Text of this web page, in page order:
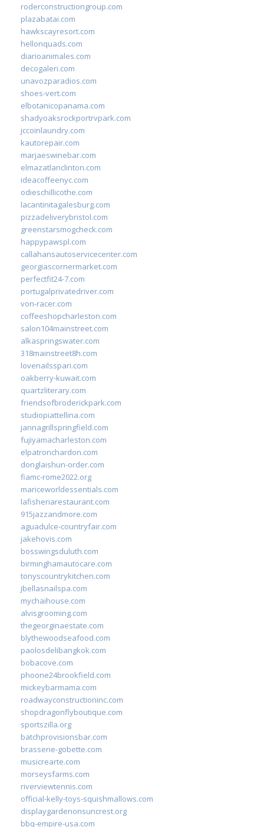
roderconstructiongroup.com
plazabatai.com
hawkscayresort.com
hellonquads.com
diarioanimales.com
decogaleri.com
unavozparadios.com
shoes-vert.com
elbotanicopanama.com
shadyoaksrockportrvpark.com
jccoinlaundry.com
kautorepair.com
marjaeswinebar.com
elmazatlanclinton.com
ideacoffeenyc.com
odieschillicothe.com
lacantinitagalesburg.com
pizzadeliverybristol.com
greenstarsmogcheck.com
happypawspl.com
callahansautoservicecenter.com
georgiascornermarket.com
perfectfit24-7.com
portugalprivatedriver.com
von-racer.com
coffeeshopcharleston.com
salon104mainstreet.com
alkaspringswater.com
318mainstreet8h.com
lovenailsspari.com
oakberry-kuwait.com
quartzliterary.com
friendsofbroderickpark.com
studiopiattellina.com
jannagrillspringfield.com
fujiyamacharleston.com
elpatronchardon.com
donglaishun-order.com
fiamc-rome2022.org
mariceworldessentials.com
lafisheriarestaurant.com
915jazzandmore.com
aguadulce-countryfair.com
jakehovis.com
bosswingsduluth.com
birminghamautocare.com
tonyscountrykitchen.com
jbellasnailspa.com
mychaihouse.com
alvisgrooming.com
thegeorginaestate.com
blythewoodseafood.com
paolosdelibangkok.com
bobacove.com
phoone24brookfield.com
mickeybarmama.com
roadwayconstructioninc.com
shopdragonflyboutique.com
sportszilla.org
batchprovisionsbar.com
brasserie-gobette.com
musicrearte.com
morseysfarms.com
riverviewtennis.com
official-kelly-toys-squishmallows.com
displaygardenonsuncrest.org
bbq-empire-usa.com